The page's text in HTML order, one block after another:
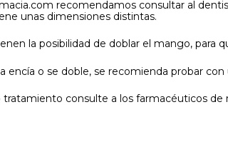
recomendamos consultar al
unas dimensiones distintas.
la posibilidad de doblar el mango,
encía o se doble, se recomienda probar
consulte a los farmacéuticos de